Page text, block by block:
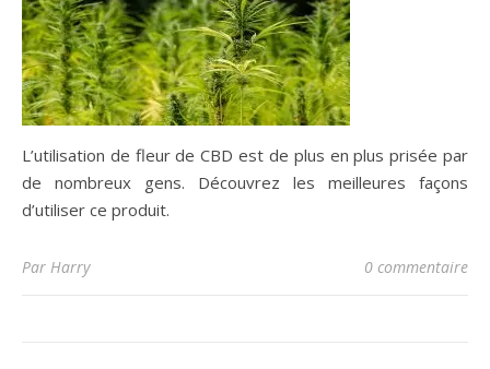
L’utilisation de fleur de CBD est de plus en plus prisée par
de nombreux gens. Découvrez les meilleures façons
d’utiliser ce produit.
Par Harry 0 commentaire